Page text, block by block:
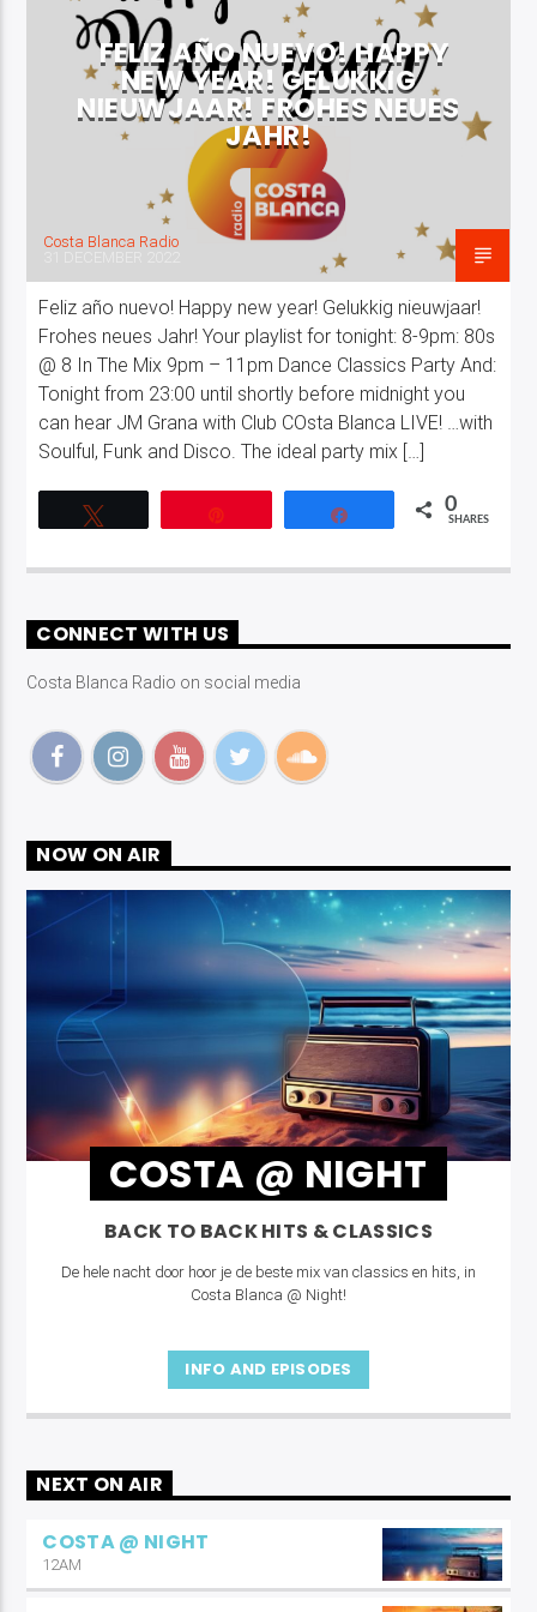
Costa Blanca Radio Live
FELIZ AÑO NUEVO! HAPPY
NEW YEAR! GELUKKIG
NIEUWJAAR! FROHES NEUES
JAHR!
Costa Blanca Radio
Feliz año nuevo! Happy new year! Gelukkig nieuwjaar!
Frohes neues Jahr! Your playlist for tonight: 8-9pm: 80s
@ 8 In The Mix 9pm – 11pm Dance Classics Party And:
Tonight from 23:00 until shortly before midnight you
can hear JM Grana with Club COsta Blanca LIVE! …with
Soulful, Funk and Disco. The ideal party mix […]
0
SHARES
CONNECT WITH US
Costa Blanca Radio on social media
NOW ON AIR
COSTA @ NIGHT
BACK TO BACK HITS & CLASSICS
De hele nacht door hoor je de beste mix van classics en hits, in
Costa Blanca @ Night!
INFO AND EPISODES
NEXT ON AIR
COSTA @ NIGHT
12AM